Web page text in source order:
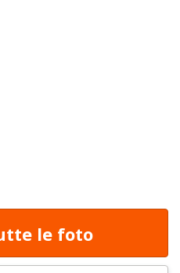
le foto